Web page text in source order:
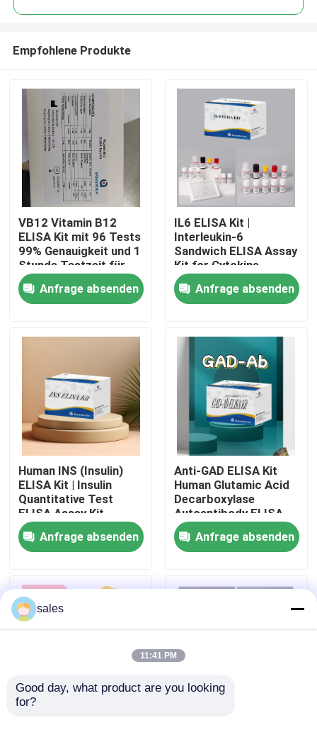
Produkte
Über uns
Werksbesichtigung
Qualitätskontrolle
Kontakt mit uns
Neuigkeiten
VR Show
Empfohlene Produkte
VB12 Vitamin B12
ELISA Kit mit 96 Tests
99% Genauigkeit und 1
Stunde Testzeit für
Vitaminmangelforschung
Anfrage absenden
IL6 ELISA Kit |
Interleukin-6
Sandwich ELISA Assay
Kit for Cytokine
Quantitative Detection
in Biological Samples,
Serum, Plasma, Cell
Anfrage absenden
Human INS (Insulin)
ELISA Kit | Insulin
Quantitative Test
ELISA Assay Kit,
Sandwich ELISA For
Serum Plasma 96
Tests Laboratory
Anfrage absenden
Anti-GAD ELISA Kit
Human Glutamic Acid
Decarboxylase
Autoantibody ELISA
KiT GAD-Ab / GAD65
Autoantibody Enzyme
Linked
Test Kit
Anfrage absenden
sales
11:41 PM
Good day, what product are you looking
for?